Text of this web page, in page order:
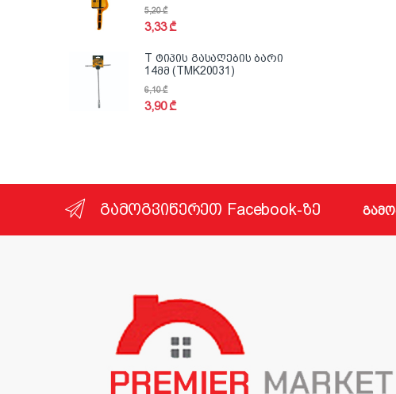
3,33₾
5,20₾
T ტიპის გასაღების ბარი
14მმ (TMK20031)
3,90₾
6,10₾
გამოგვიწერეთ Facebook-ზე